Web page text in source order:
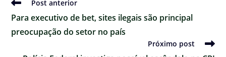
Ler
artigos
Post anterior
Para executivo de bet, sites ilegais são principal
preocupação do setor no país
Próximo post